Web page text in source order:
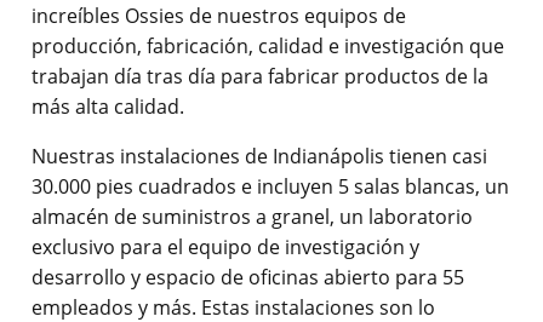
increíbles Ossies de nuestros equipos de
producción, fabricación, calidad e investigación que
trabajan día tras día para fabricar productos de la
más alta calidad.
Nuestras instalaciones de Indianápolis tienen casi
30.000 pies cuadrados e incluyen 5 salas blancas, un
almacén de suministros a granel, un laboratorio
exclusivo para el equipo de investigación y
desarrollo y espacio de oficinas abierto para 55
empleados y más. Estas instalaciones son lo